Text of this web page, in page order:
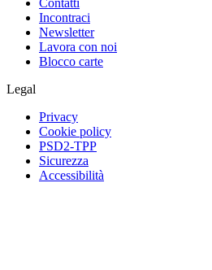
Incontraci
Newsletter
Lavora con noi
Blocco carte
Legal
Privacy
Cookie policy
PSD2-TPP
Sicurezza
Accessibilità